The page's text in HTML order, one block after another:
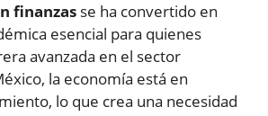
finanzas se ha convertido en
esencial para quienes
avanzada en el sector
la economía está en
lo que crea una necesidad